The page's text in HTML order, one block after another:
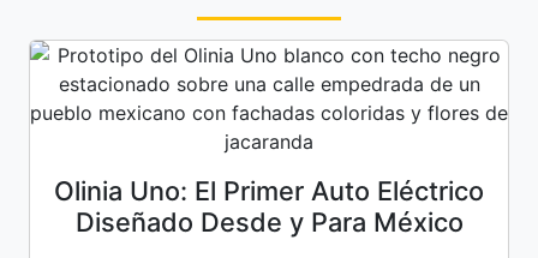
Olinia Uno: El Primer Auto Eléctrico
Diseñado Desde y Para México